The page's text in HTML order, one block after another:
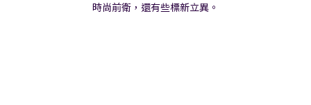
時尚前衛，還有些標新立異。